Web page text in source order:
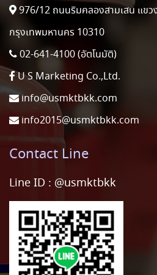
976/12 ถนนริมคลองสามเสน แขว
กรุงเทพมหานคร 10310
02-641-4100 (อัตโนมัติ)
U S Marketing Co.,Ltd.
info@usmktbkk.com
info2015@usmktbkk.com
Contact Line
Line ID : @usmktbkk